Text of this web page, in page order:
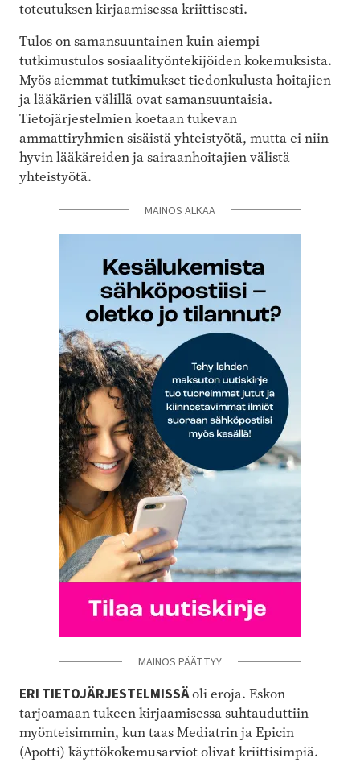
toteutuksen kirjaamisessa kriittisesti.
Tulos on samansuuntainen kuin aiempi
tutkimustulos sosiaalityöntekijöiden kokemuksista.
Myös aiemmat tutkimukset tiedonkulusta hoitajien
ja lääkärien välillä ovat samansuuntaisia.
Tietojärjestelmien koetaan tukevan
ammattiryhmien sisäistä yhteistyötä, mutta ei niin
hyvin lääkäreiden ja sairaanhoitajien välistä
yhteistyötä.
MAINOS ALKAA
MAINOS PÄÄTTYY
ERI TIETOJÄRJESTELMISSÄoli eroja. Eskon
tarjoamaan tukeen kirjaamisessa suhtauduttiin
myönteisimmin, kun taas Mediatrin ja Epicin
(Apotti) käyttökokemusarviot olivat kriittisimpiä.